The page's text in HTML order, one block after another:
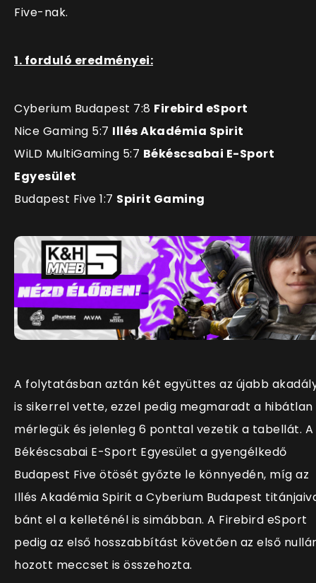
Five-nak.
1. forduló eredményei:
Cyberium Budapest 7:8 Firebird eSport
Nice Gaming 5:7 Illés Akadémia Spirit
WiLD MultiGaming 5:7 Békéscsabai E-Sport
Egyesület
Budapest Five 1:7 Spirit Gaming
A folytatásban aztán két együttes az újabb
is sikerrel vette, ezzel pedig megmaradt a hibátlan
mérlegük és jelenleg 6 ponttal vezetik a tabellát. A
Békéscsabai E-Sport Egyesület a gyengélkedő
Budapest Five ötösét győzte le könnyedén, míg az
Illés Akadémia Spirit a Cyberium Budapest
bánt el a kelleténél is simábban. A Firebird eSport
pedig az első hosszabbítást követően az első
hozott meccset is összehozta.